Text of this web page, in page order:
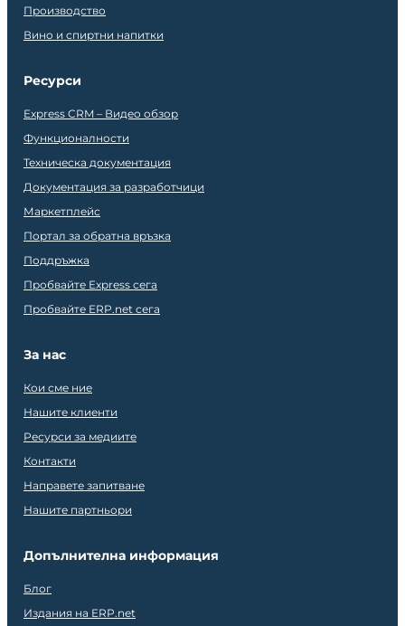
Производство
Вино и спиртни напитки
Ресурси
Express CRM – Видео обзор
Функционалности
Техническа документация
Документация за разработчици
Маркетплейс
Портал за обратна връзка
Поддръжка
Пробвайте Express сега
Пробвайте ERP.net сега
За нас
Кои сме ние
Нашите клиенти
Ресурси за медиите
Контакти
Направете запитване
Нашите партньори
Допълнителна информация
Блог
Издания на ERP.net